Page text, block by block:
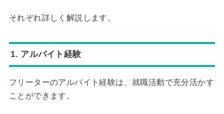
それぞれ詳しく解説します。
1. アルバイト経験
フリーターのアルバイト経験は、就職活動で充分活かす
ことができます。